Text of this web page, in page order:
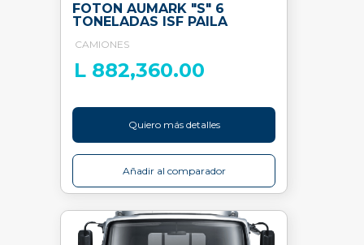
FOTON AUMARK "S" 6
TONELADAS ISF PAILA
CAMIONES
L 882,360.00
Quiero más detalles
Añadir al comparador